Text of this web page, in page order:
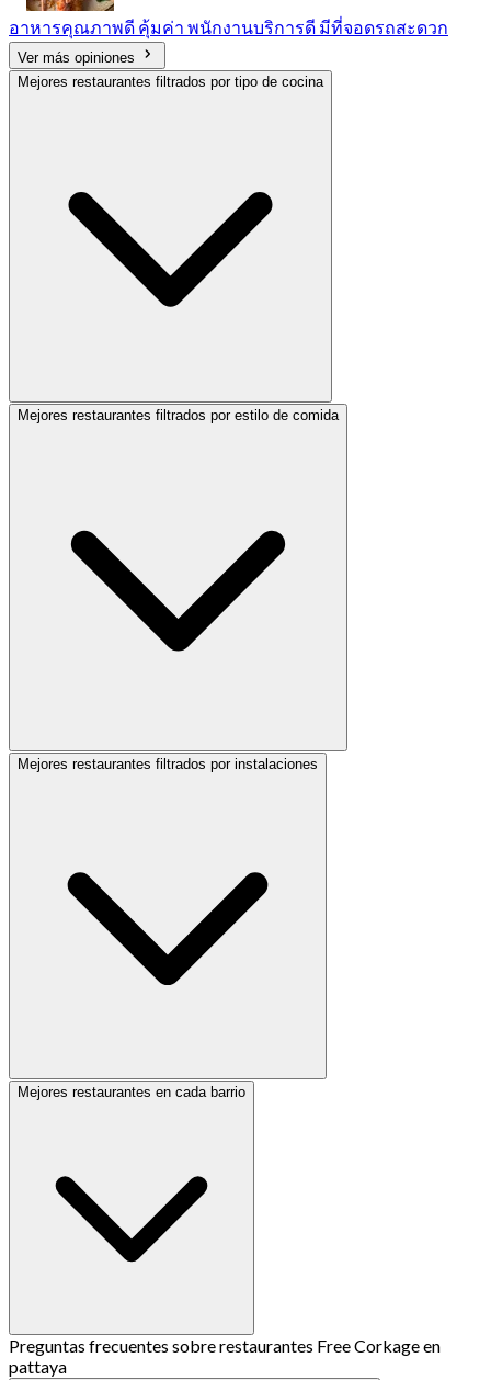
อาหารคุณภาพดี คุ้มค่า พนักงานบริการดี มีที่จอดรถสะดวก
Ver más opiniones
Mejores restaurantes filtrados por tipo de cocina
Mejores restaurantes filtrados por estilo de comida
Mejores restaurantes filtrados por instalaciones
Mejores restaurantes en cada barrio
Preguntas frecuentes sobre restaurantes Free Corkage en
pattaya